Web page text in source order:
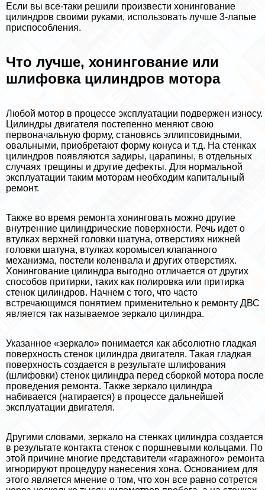
Если вы все-таки решили произвести хонингование
цилиндров своими руками, использовать лучше 3-лапые
приспособления.
Что лучше, хонингование или
шлифовка цилиндров мотора
Любой мотор в процессе эксплуатации подвержен износу.
Цилиндры двигателя постепенно меняют свою
первоначальную форму, становясь эллипсовидными,
овальными, приобретают форму конуса и т.д. На стенках
цилиндров появляются задиры, царапины, в отдельных
случаях трещины и другие дефекты. Для нормальной
эксплуатации таким моторам необходим капитальный
ремонт.
Также во время ремонта хонинговать можно другие
внутренние цилиндрические поверхности. Речь идет о
втулках верхней головки шатуна, отверстиях нижней
головки шатуна, втулках коромысел клапанного
механизма, постели коленвала и других отверстиях.
Хонингование цилиндра выгодно отличается от других
способов притирки, таких как полировка или притирка
стенок цилиндров. Начнем с того, что часто
встречающимся понятием применительно к ремонту ДВС
является так называемое зеркало цилиндра.
Указанное «зеркало» понимается как абсолютно гладкая
поверхность стенок цилиндра двигателя. Такая гладкая
поверхность создается в результате шлифования
(шлифовки) стенок цилиндра перед сборкой мотора после
проведения ремонта. Также зеркало цилиндра
набивается (натирается) в процессе дальнейшей
эксплуатации двигателя.
Другими словами, зеркало на стенках цилиндра создается
в результате контакта стенок с поршневыми кольцами. По
этой причине многие представители «гаражного» ремонта
игнорируют процедуру нанесения хона. Основанием для
этого является мнение о том, что хон все равно сотрется